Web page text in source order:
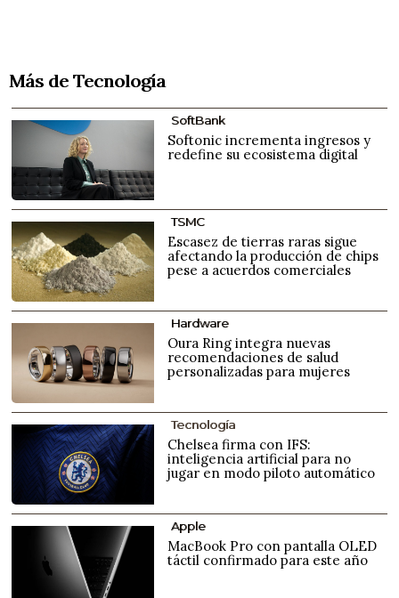
Más de Tecnología
SoftBank
Softonic incrementa ingresos y
redefine su ecosistema digital
TSMC
Escasez de tierras raras sigue
afectando la producción de chips
pese a acuerdos comerciales
Hardware
Oura Ring integra nuevas
recomendaciones de salud
personalizadas para mujeres
Tecnología
Chelsea firma con IFS:
inteligencia artificial para no
jugar en modo piloto automático
Apple
MacBook Pro con pantalla OLED
táctil confirmado para este año